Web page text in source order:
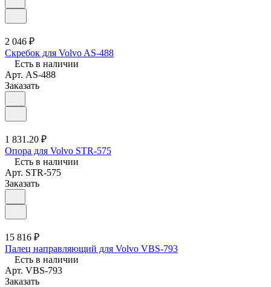
2 046 ₽
Скребок для Volvo AS-488
Есть в наличии
Арт. AS-488
Заказать
1 831.20 ₽
Опора для Volvo STR-575
Есть в наличии
Арт. STR-575
Заказать
15 816 ₽
Палец направляющий для Volvo VBS-793
Есть в наличии
Арт. VBS-793
Заказать